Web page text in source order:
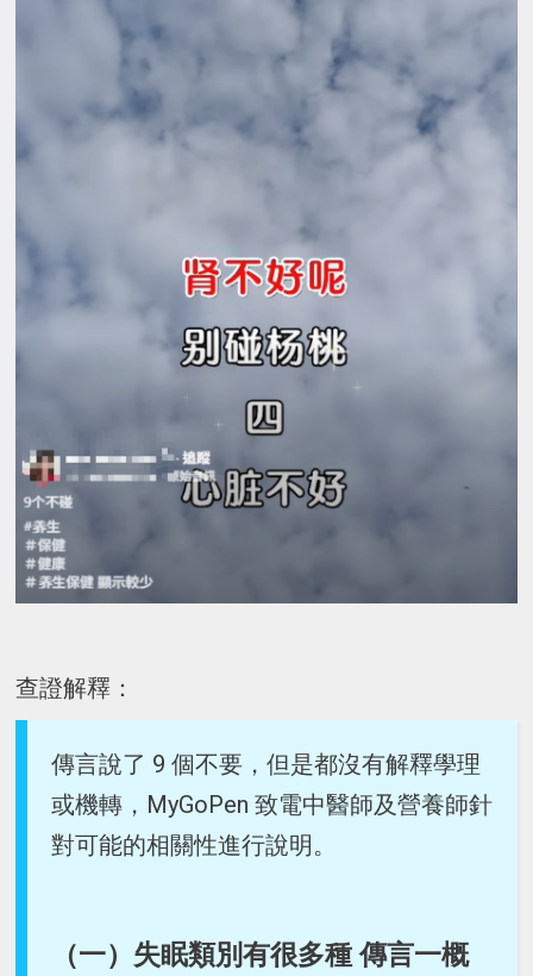
查證解釋：
傳言說了 9 個不要，但是都沒有解釋學理
或機轉，MyGoPen 致電中醫師及營養師針
對可能的相關性進行說明。
（一）失眠類別有很多種 傳言一概